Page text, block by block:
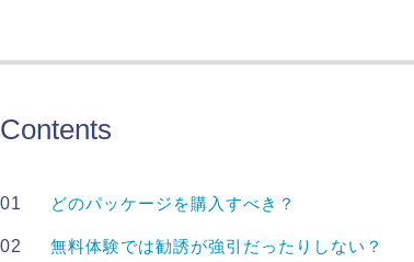
Contents
どのパッケージを購入すべき？
無料体験では勧誘が強引だったりしない？